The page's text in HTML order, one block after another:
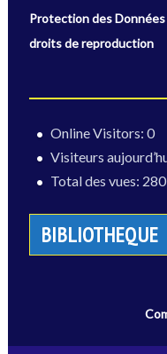
Protection des Données
droits de reproduction
Online Visitors: 0
Visiteurs
Total des vues:
BIBLIOTHEQUE